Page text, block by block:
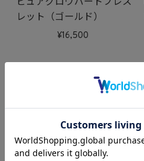
レット（ゴールド）
16,500